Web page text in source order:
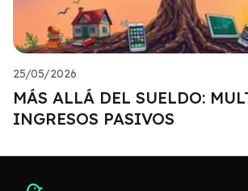
25/05/2026
MÁS ALLÁ DEL SUELDO:
INGRESOS PASIVOS